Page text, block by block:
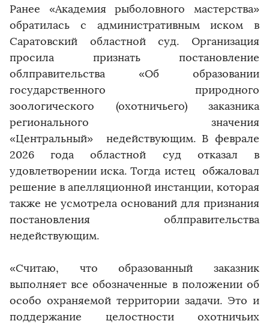
Ранее «Академия рыболовного мастерства»
обратилась с административным иском в
Саратовский областной суд. Организация
просила признать постановление
облправительства «Об образовании
государственного природного
зоологического (охотничьего) заказника
регионального значения
«Центральный» недействующим. В феврале
2026 года областной суд отказал в
удовлетворении иска. Тогда истец обжаловал
решение в апелляционной инстанции, которая
также не усмотрела оснований для признания
постановления облправительства
недействующим.
«Считаю, что образованный заказник
выполняет все обозначенные в положении об
особо охраняемой территории задачи. Это и
поддержание целостности охотничьих